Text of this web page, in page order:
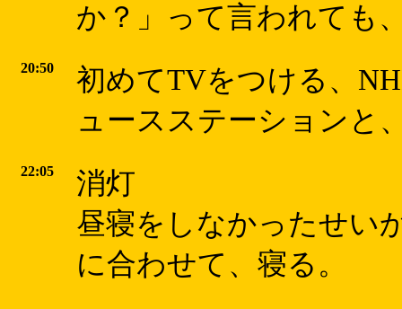
か？」って言われても
20:50
初めてTVをつける、
ュースステーションと
22:05
消灯
昼寝をしなかったせい
に合わせて、寝る。